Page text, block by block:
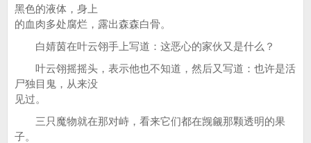
黑色的液体，身上
的血肉多处腐烂，露出森森白骨。
白婧茵在叶云翎手上写道：这恶心的家伙又是什么？
叶云翎摇摇头，表示他也不知道，然后又写道：也许是活
尸独目鬼，从来没
见过。
三只魔物就在那对峙，看来它们都在觊觎那颗透明的果
子。